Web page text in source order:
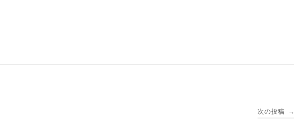
次の投稿 →